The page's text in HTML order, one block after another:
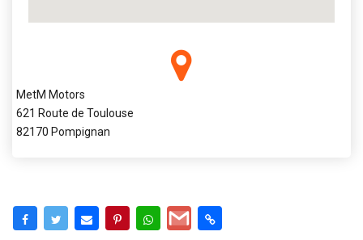
MetM Motors
621 Route de Toulouse
82170 Pompignan